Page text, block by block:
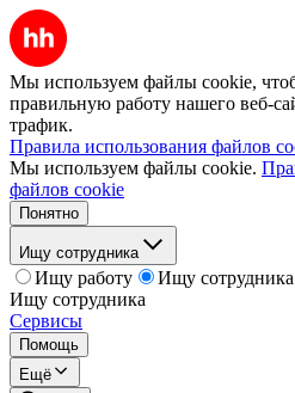
Мы используем файлы cookie,
правильную работу нашего веб-
трафик.
Правила использования файлов
Мы используем файлы cookie.
файлов cookie
Понятно
Ищу сотрудника
Ищу работу
Ищу сотрудника
Ищу сотрудника
Сервисы
Помощь
Ещё